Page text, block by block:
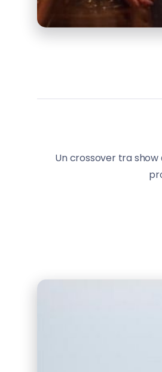
Un crossover tra show